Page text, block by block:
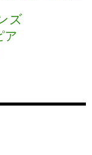
ズ
ア